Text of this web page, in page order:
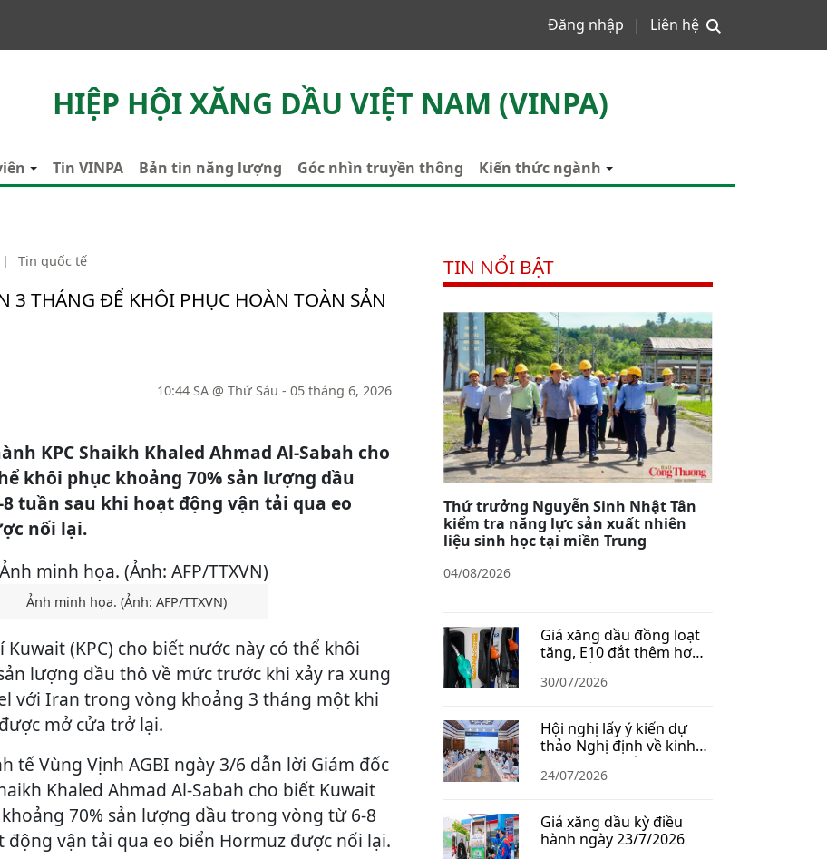
Đăng nhập Liên hệ
HIỆP HỘI XĂNG DẦU VIỆT NAM (VINPA)
Tin VINPA Bản tin năng lượng Góc nhìn truyền thông Kiến thức ngành
| Tin quốc tế
3 THÁNG ĐỂ KHÔI PHỤC HOÀN TOÀN SẢN
10:44 SA @ Thứ Sáu - 05 tháng 6, 2026
KPC Shaikh Khaled Ahmad Al-Sabah cho
khôi phục khoảng 70% sản lượng dầu
tuần sau khi hoạt động vận tải qua eo
nối lại.
Ảnh minh họa. (Ảnh: AFP/TTXVN)
Kuwait (KPC) cho biết nước này có thể khôi
lượng dầu thô về mức trước khi xảy ra xung
với Iran trong vòng khoảng 3 tháng một khi
mở cửa trở lại.
tế Vùng Vịnh AGBI ngày 3/6 dẫn lời Giám đốc
Khaled Ahmad Al-Sabah cho biết Kuwait
70% sản lượng dầu trong vòng từ 6-8
động vận tải qua eo biển Hormuz được nối lại.
TIN NỔI BẬT
Thứ trưởng Nguyễn Sinh Nhật Tân
kiểm tra năng lực sản xuất nhiên
liệu sinh học tại miền Trung
04/08/2026
Giá xăng dầu đồng loạt
tăng, E10 đắt thêm hơn
1.400 đồng/lít
30/07/2026
Hội nghị lấy ý kiến dự
thảo Nghị định về kinh
doanh xăng dầu
24/07/2026
Giá xăng dầu kỳ điều
hành ngày 23/7/2026